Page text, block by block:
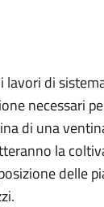
lavori di
necessari
di una
la
delle